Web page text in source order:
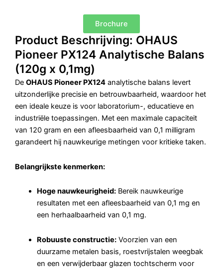
Brochure
Product Beschrijving: OHAUS
Pioneer PX124 Analytische Balans
(120g x 0,1mg)
De OHAUS Pioneer PX124 analytische balans levert
uitzonderlijke precisie en betrouwbaarheid, waardoor het
een ideale keuze is voor laboratorium-, educatieve en
industriële toepassingen. Met een maximale capaciteit
van 120 gram en een afleesbaarheid van 0,1 milligram
garandeert hij nauwkeurige metingen voor kritieke taken.
Belangrijkste kenmerken:
Hoge nauwkeurigheid: Bereik nauwkeurige
resultaten met een afleesbaarheid van 0,1 mg en
een herhaalbaarheid van 0,1 mg.
Robuuste constructie: Voorzien van een
duurzame metalen basis, roestvrijstalen weegbak
en een verwijderbaar glazen tochtscherm voor